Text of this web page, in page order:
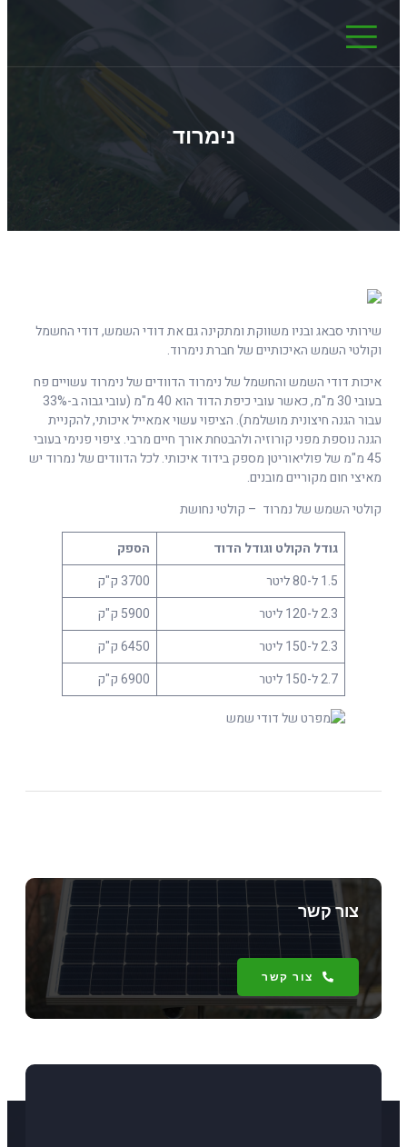
נימרוד
שירותי סבאג ובניו משווקת ומתקינה גם את דודי השמש, דודי החשמל
וקולטי השמש האיכותיים של חברת נימרוד.
איכות דודי השמש והחשמל של נימרוד הדוודים של נימרוד עשויים פח
בעובי 30 מ"מ, כאשר עובי כיפת הדוד הוא 40 מ"מ (עובי גבוה ב-33%
עבור הגנה חיצונית מושלמת). הציפוי עשוי אמאייל איכותי, להקניית
הגנה נוספת מפני קורוזיה ולהבטחת אורך חיים מרבי. ציפוי פנימי בעובי
45 מ"מ של פוליאוריטן מספק בידוד איכותי. לכל הדוודים של נמרוד יש
מאיצי חום מקוריים מובנים.
קולטי השמש של נמרוד – קולטי נחושת
גודל הקולט וגודל הדוד
הספק
1.5 ל-80 ליטר
3700 ק"ק
2.3 ל-120 ליטר
5900 ק"ק
2.3 ל-150 ליטר
6450 ק"ק
2.7 ל-150 ליטר
6900 ק"ק
צור קשר
צור קשר